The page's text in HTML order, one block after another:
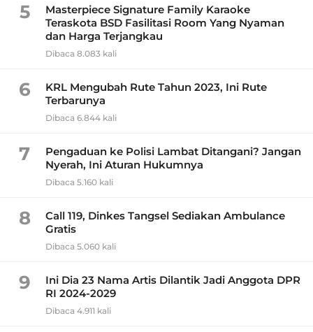
5
Masterpiece Signature Family Karaoke
Teraskota BSD Fasilitasi Room Yang Nyaman
dan Harga Terjangkau
Dibaca 8.083 kali
6
KRL Mengubah Rute Tahun 2023, Ini Rute
Terbarunya
Dibaca 6.844 kali
7
Pengaduan ke Polisi Lambat Ditangani? Jangan
Nyerah, Ini Aturan Hukumnya
Dibaca 5.160 kali
8
Call 119, Dinkes Tangsel Sediakan Ambulance
Gratis
Dibaca 5.060 kali
9
Ini Dia 23 Nama Artis Dilantik Jadi Anggota DPR
RI 2024-2029
Dibaca 4.911 kali